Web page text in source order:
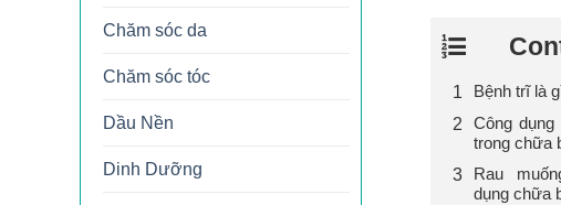
Bệnh trĩ là
Công
trong chữa
Rau
dụng chữa
Chăm sóc da
Chăm sóc tóc
Dầu Nền
Dinh Dưỡng